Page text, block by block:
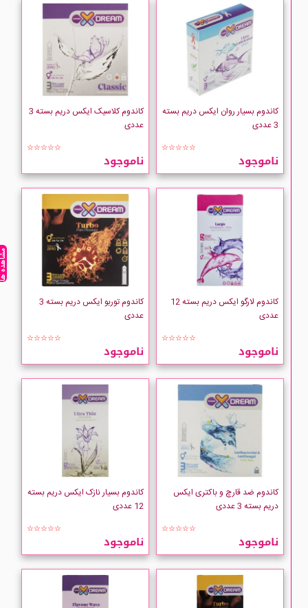
کاندوم بسیار روان ایکس دریم بسته
3 عددی
☆☆☆☆☆
ناموجود
کاندوم کلاسیک ایکس دریم بسته 3
عددی
☆☆☆☆☆
ناموجود
کاندوم لارگو ایکس دریم بسته 12
عددی
☆☆☆☆☆
ناموجود
کاندوم توربو ایکس دریم بسته 3
عددی
☆☆☆☆☆
ناموجود
کاندوم ضد قارچ و باکتری ایکس
دریم بسته 3 عددی
☆☆☆☆☆
ناموجود
کاندوم بسیار نازک ایکس دریم بسته
12 عددی
☆☆☆☆☆
ناموجود